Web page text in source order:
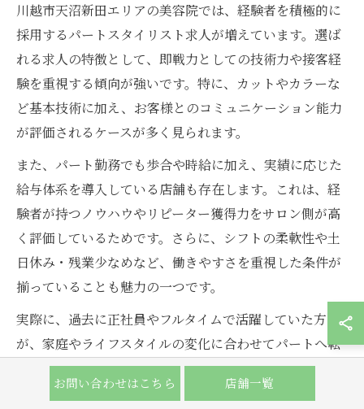
川越市天沼新田エリアの美容院では、経験者を積極的に
採用するパートスタイリスト求人が増えています。選ば
れる求人の特徴として、即戦力としての技術力や接客経
験を重視する傾向が強いです。特に、カットやカラーな
ど基本技術に加え、お客様とのコミュニケーション能力
が評価されるケースが多く見られます。
また、パート勤務でも歩合や時給に加え、実績に応じた
給与体系を導入している店舗も存在します。これは、経
験者が持つノウハウやリピーター獲得力をサロン側が高
く評価しているためです。さらに、シフトの柔軟性や土
日休み・残業少なめなど、働きやすさを重視した条件が
揃っていることも魅力の一つです。
実際に、過去に正社員やフルタイムで活躍していた方
が、家庭やライフスタイルの変化に合わせてパートへ転
向し、即戦力として現場で再び活躍する事例も多く報告
されています。選ばれるためには、これまでの経験や技
お問い合わせはこちら 店舗一覧